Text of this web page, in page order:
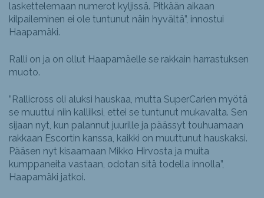
laskettelemaan numerot kyljissä. Pitkään aikaan
kilpaileminen ei ole tuntunut näin hyvältä”, innostui
Haapamäki.
Ralli on ja on ollut Haapamäelle se rakkain harrastuksen
muoto.
”Rallicross oli aluksi hauskaa, mutta SuperCarien myötä
se muuttui niin kalliiksi, ettei se tuntunut mukavalta. Sen
sijaan nyt, kun palannut juurille ja päässyt touhuamaan
rakkaan Escortin kanssa, kaikki on muuttunut hauskaksi.
Pääsen nyt kisaamaan Mikko Hirvosta ja muita
kumppaneita vastaan, odotan sitä todella innolla”,
Haapamäki jatkoi.